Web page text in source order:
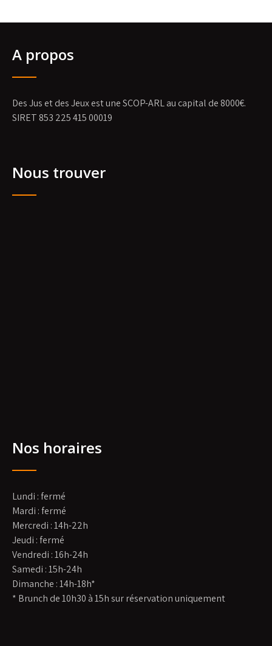
A propos
Des Jus et des Jeux est une SCOP-ARL au capital de 8000€.
SIRET 853 225 415 00019
Nous trouver
Nos horaires
Lundi : fermé
Mardi : fermé
Mercredi : 14h-22h
Jeudi : fermé
Vendredi : 16h-24h
Samedi : 15h-24h
Dimanche : 14h-18h*
* Brunch de 10h30 à 15h sur réservation uniquement